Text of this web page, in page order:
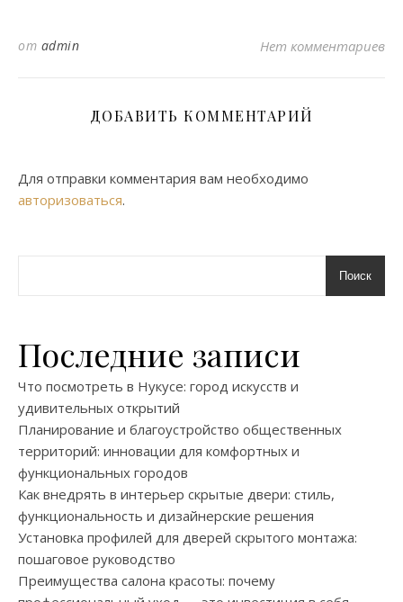
от admin Нет комментариев
ДОБАВИТЬ КОММЕНТАРИЙ
Для отправки комментария вам необходимо
авторизоваться.
Поиск
Последние записи
Что посмотреть в Нукусе: город искусств и
удивительных открытий
Планирование и благоустройство общественных
территорий: инновации для комфортных и
функциональных городов
Как внедрять в интерьер скрытые двери: стиль,
функциональность и дизайнерские решения
Установка профилей для дверей скрытого монтажа:
пошаговое руководство
Преимущества салона красоты: почему